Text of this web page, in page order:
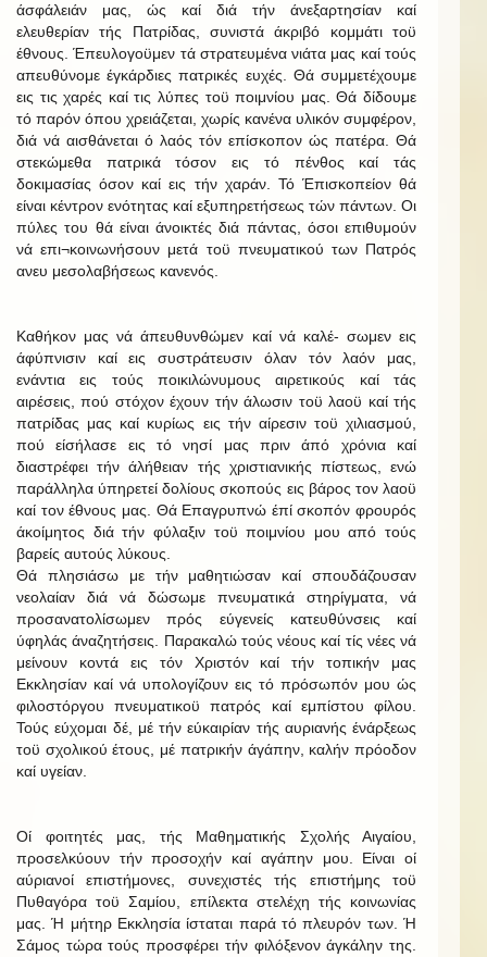
άσφάλειάν μας, ώς καί διά τήν άνεξαρτησίαν καί
ελευθερίαν τής Πατρίδας, συνιστά άκριβό κομμάτι τοϋ
έθνους. Έπευλογοϋμεν τά στρατευμένα νιάτα μας καί τούς
απευθύνομε έγκάρδιες πατρικές ευχές. Θά συμμετέχουμε
εις τις χαρές καί τις λύπες τοϋ ποιμνίου μας. Θά δίδουμε
τό παρόν όπου χρειάζεται, χωρίς κανένα υλικόν συμφέρον,
διά νά αισθάνεται ό λαός τόν επίσκοπον ώς πατέρα. Θά
στεκώμεθα πατρικά τόσον εις τό πένθος καί τάς
δοκιμασίας όσον καί εις τήν χαράν. Τό Έπισκοπείον θά
είναι κέντρον ενότητας καί εξυπηρετήσεως τών πάντων. Οι
πύλες του θά είναι άνοικτές διά πάντας, όσοι επιθυμούν
νά επι¬κοινωνήσουν μετά τοϋ πνευματικού των Πατρός
ανευ μεσολαβήσεως κανενός.
Καθήκον μας νά άπευθυνθώμεν καί νά καλέ- σωμεν εις
άφύπνισιν καί εις συστράτευσιν όλαν τόν λαόν μας,
ενάντια εις τούς ποικιλώνυμους αιρετικούς καί τάς
αιρέσεις, πού στόχον έχουν τήν άλωσιν τοϋ λαοϋ καί τής
πατρίδας μας καί κυρίως εις τήν αίρεσιν τοϋ χιλιασμού,
πού είσήλασε εις τό νησί μας πριν άπό χρόνια καί
διαστρέφει τήν άλήθειαν τής χριστιανικής πίστεως, ενώ
παράλληλα ύπηρετεί δολίους σκοπούς εις βάρος τον λαοϋ
καί τον έθνους μας. Θά Επαγρυπνώ έπί σκοπόν φρουρός
άκοίμητος διά τήν φύλαξιν τοϋ ποιμνίου μου από τούς
βαρείς αυτούς λύκους.
Θά πλησιάσω με τήν μαθητιώσαν καί σπουδάζουσαν
νεολαίαν διά νά δώσωμε πνευματικά στηρίγματα, νά
προσανατολίσωμεν πρός εύγενείς κατευθύνσεις καί
ύφηλάς άναζητήσεις. Παρακαλώ τούς νέους καί τίς νέες νά
μείνουν κοντά εις τόν Χριστόν καί τήν τοπικήν μας
Εκκλησίαν καί νά υπολογίζουν εις τό πρόσωπόν μου ώς
φιλοστόργου πνευματικοϋ πατρός καί εμπίστου φίλου.
Τούς εύχομαι δέ, μέ τήν εύκαιρίαν τής αυριανής ένάρξεως
τοϋ σχολικού έτους, μέ πατρικήν άγάπην, καλήν πρόοδον
καί υγείαν.
Οί φοιτητές μας, τής Μαθηματικής Σχολής Αιγαίου,
προσελκύουν τήν προσοχήν καί αγάπην μου. Είναι οί
αύριανοί επιστήμονες, συνεχιστές τής επιστήμης τοϋ
Πυθαγόρα τοϋ Σαμίου, επίλεκτα στελέχη τής κοινωνίας
μας. Ή μήτηρ Εκκλησία ίσταται παρά τό πλευρόν των. Ή
Σάμος τώρα τούς προσφέρει τήν φιλόξενον άγκάλην της.